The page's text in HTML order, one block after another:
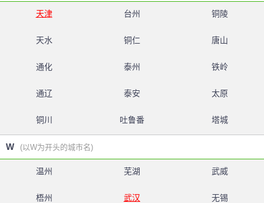
天津 台州 铜陵
天水 铜仁 唐山
通化 泰州 铁岭
通辽 泰安 太原
铜川 吐鲁番 塔城
W (以W为开头的城市名)
温州 芜湖 武威
梧州 武汉 无锡